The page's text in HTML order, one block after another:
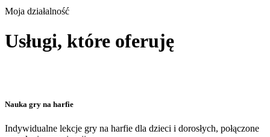
Moja działalność
Usługi, które oferuję
Nauka gry na harfie
Indywidualne lekcje gry na harfie dla dzieci i dorosłych, połączone